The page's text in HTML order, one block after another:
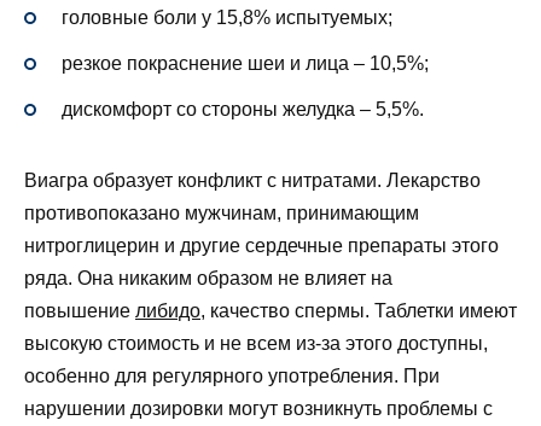
головные боли у 15,8% испытуемых;
резкое покраснение шеи и лица – 10,5%;
дискомфорт со стороны желудка – 5,5%.
Виагра образует конфликт с нитратами. Лекарство
противопоказано мужчинам, принимающим
нитроглицерин и другие сердечные препараты этого
ряда. Она никаким образом не влияет на
повышение либидо, качество спермы. Таблетки имеют
высокую стоимость и не всем из-за этого доступны,
особенно для регулярного употребления. При
нарушении дозировки могут возникнуть проблемы с